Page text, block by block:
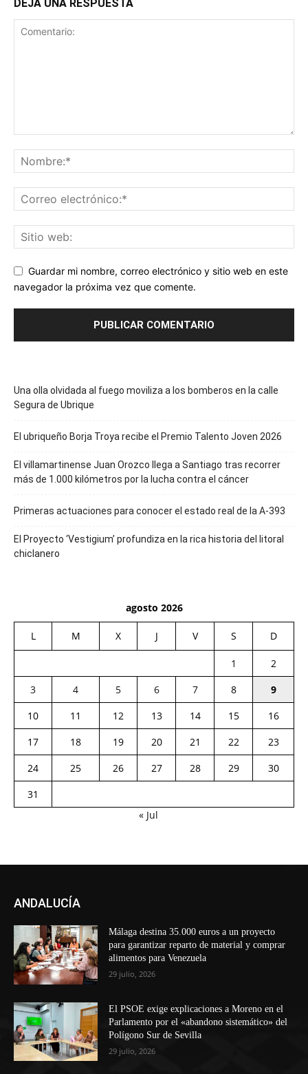
DEJA UNA RESPUESTA
Guardar mi nombre, correo electrónico y sitio web en este
navegador la próxima vez que comente.
Una olla olvidada al fuego moviliza a los bomberos en la calle
Segura de Ubrique
El ubriqueño Borja Troya recibe el Premio Talento Joven 2026
El villamartinense Juan Orozco llega a Santiago tras recorrer
más de 1.000 kilómetros por la lucha contra el cáncer
Primeras actuaciones para conocer el estado real de la A-393
El Proyecto ‘Vestigium’ profundiza en la rica historia del litoral
chiclanero
agosto 2026
L M X J V S D
1
2
3
4 5 6 7 8
9
10
11 12 13 14 15
16
17
18 19 20 21 22
23
24
25 26 27 28 29
30
31
« Jul
ANDALUCÍA
Málaga destina 35.000 euros a un proyecto
para garantizar reparto de material y comprar
alimentos para Venezuela
29 julio, 2026
El PSOE exige explicaciones a Moreno en el
Parlamento por el «abandono sistemático» del
Polígono Sur de Sevilla
29 julio, 2026